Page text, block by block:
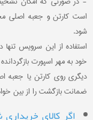
است کارتن و جعبه اصلی
شود.
استفاده از این سرویس
خود به مهر اسپورت
دیگری روی کارتن یا جعبه
ضمانت بازگشت را از بین
اگر کالای